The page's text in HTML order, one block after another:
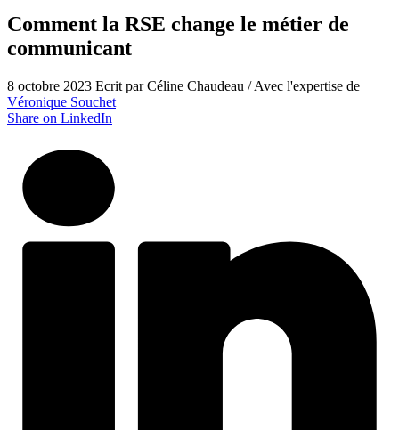
Comment la RSE change le métier de
communicant
8 octobre 2023 Ecrit par Céline Chaudeau / Avec l'expertise de
Véronique Souchet
Share on LinkedIn